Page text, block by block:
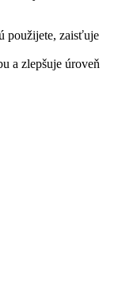
použijete, zaisťuje
a zlepšuje úroveň